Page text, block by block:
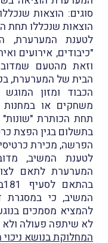
סוגים: הוצאות
הוצאות שנכללו תחת
לטענת המערערת,
"כיבודים, אירועים
וזאת מהטעם
הבית של המערערת,
הכבוד ומזון
משחקים או במחנות
תחת הכותרת "שונות"
בתשלום בגין הפצת
הפרשה, מכירת
לטענת המשיב,
המערערת לתאם
המשיב, כי במסגרת
להמציא מסמכים
לא שיתפה פעולה
המחלוקת בנושא